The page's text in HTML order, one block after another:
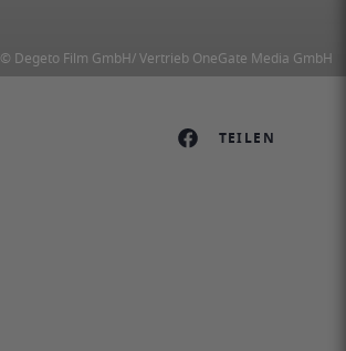
© Degeto Film GmbH/ Vertrieb OneGate Media GmbH
TEILEN